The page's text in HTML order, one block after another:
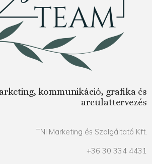
kommunikáció, grafika és
arculattervezés
TNI Marketing és Szolgáltató Kft.
+36 30 334 4431